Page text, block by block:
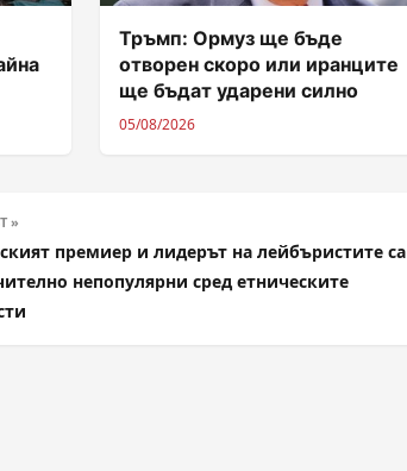
Тръмп: Ормуз ще бъде
отворен скоро или иранците
ще бъдат ударени силно
05/08/2026
»
премиер и лидерът на лейбъристите са
непопулярни сред етническите